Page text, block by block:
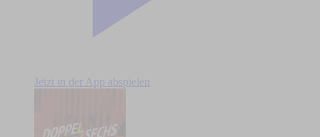
Jetzt in der App abspielen